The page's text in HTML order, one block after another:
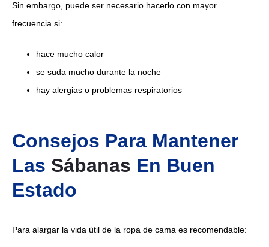
Sin embargo, puede ser necesario hacerlo con mayor
frecuencia si:
hace mucho calor
se suda mucho durante la noche
hay alergias o problemas respiratorios
Consejos Para Mantener
Las Sábanas En Buen
Estado
Para alargar la vida útil de la ropa de cama es recomendable: